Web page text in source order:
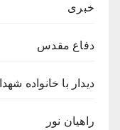
خبری
دفاع مقدس
دیدار با خانواده شهدا
راهیان نور